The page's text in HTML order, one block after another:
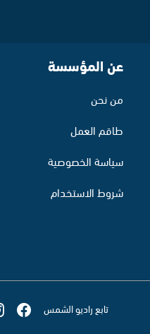
عن المؤسسة
من نحن
طاقم العمل
سياسة الخصوصية
شروط الاستخدام
تابع راديو الشمس